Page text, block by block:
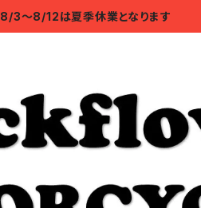
8/3～8/12は夏季休業となります